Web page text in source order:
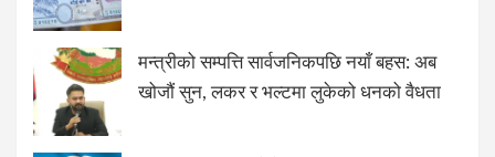
मन्त्रीको सम्पत्ति सार्वजनिकपछि नयाँ बहस: अब
खोजौं सुन, लकर र भल्टमा लुकेको धनको वैधता